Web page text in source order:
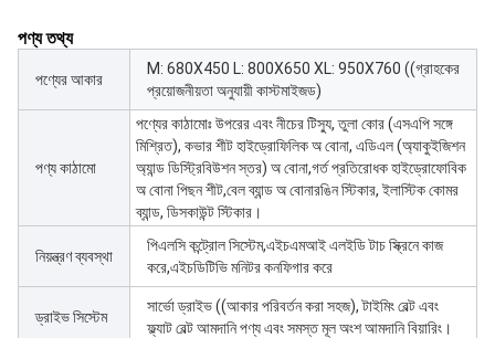
পণ্য তথ্য
পণ্যের আকার
M: 680X450 L: 800X650 XL: 950X760 ((গ্রাহকের
প্রয়োজনীয়তা অনুযায়ী কাস্টমাইজড)
পণ্য কাঠামো
পণ্যের কাঠামোঃ উপরের এবং নীচের টিস্যু, তুলা কোর (এসএপি সঙ্গে
মিশ্রিত), কভার শীট হাইড্রোফিলিক অ বোনা, এডিএল (অ্যাকুইজিশন
অ্যান্ড ডিস্ট্রিবিউশন স্তর) অ বোনা,গর্ত প্রতিরোধক হাইড্রোফোবিক
অ বোনা পিছন শীট,বেল ব্যান্ড অ বোনারঙিন স্টিকার, ইলাস্টিক কোমর
ব্যান্ড, ডিসকাউন্ট স্টিকার।
নিয়ন্ত্রণ ব্যবস্থা
পিএলসি কন্ট্রোল সিস্টেম,এইচএমআই এলইডি টাচ স্ক্রিনে কাজ
করে,এইচডিটিভি মনিটর কনফিগার করে
ড্রাইভ সিস্টেম
সার্ভো ড্রাইভ ((আকার পরিবর্তন করা সহজ), টাইমিং বেল্ট এবং
ফ্ল্যাট বেল্ট আমদানি পণ্য এবং সমস্ত মূল অংশ আমদানি বিয়ারিং।